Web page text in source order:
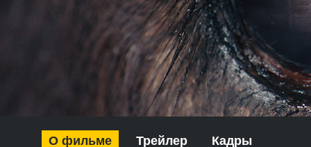
О фильме Трейлер Кадры